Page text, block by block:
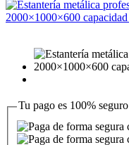
Tu pago es 100% seguro